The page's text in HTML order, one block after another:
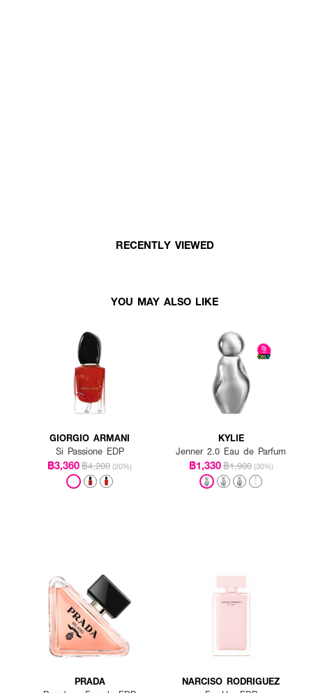
RECENTLY VIEWED
YOU MAY ALSO LIKE
GIORGIO ARMANI
Si Passione EDP
฿3,360฿4,200 (20%)
KYLIE
Jenner 2.0 Eau de Parfum
฿1,330฿1,900 (30%)
PRADA NARCISO RODRIGUEZ